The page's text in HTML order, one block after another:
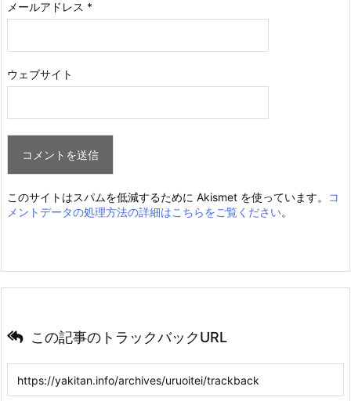
メールアドレス *
ウェブサイト
このサイトはスパムを低減するために Akismet を使っています。
コ
メントデータの処理方法の詳細はこちらをご覧ください。
この記事のトラックバックURL